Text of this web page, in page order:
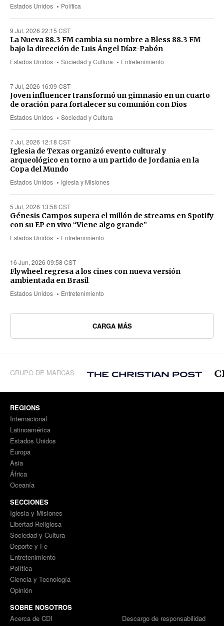
Estados Unidos Política
9 Jul, 2026 22:15 CST
Estados Unidos Sociedad y Cultura Entretenimiento
La Nueva 88.3 FM cambia su nombre a Bless 88.3 FM
bajo la dirección de Luis Ángel Díaz-Pabón
7 Jul, 2026 16:09 CST
Estados Unidos Sociedad y Cultura
Joven influencer transformó un gimnasio en un cuarto
de oración para fortalecer su comunión con Dios
7 Jul, 2026 12:18 CST
Estados Unidos Iglesia y Misiones
Iglesia de Texas organizó evento cultural y
arqueológico en torno a un partido de Jordania en la
Copa del Mundo
5 Jul, 2026 13:58 CST
Estados Unidos Entretenimiento
Génesis Campos supera el millón de streams en Spotify
con su EP en vivo “Viene algo grande”
16 Jun, 2026 09:58 CST
Estados Unidos Entretenimiento
Flywheel regresa a los cines con nueva versión
ambientada en Brasil
CARGA MÁS
GRUPO DE MARCAS
REGIONS
Internacional
Latinoamérica
Estados Unidos
Europa
Asia
África
Oceanía
SECCIONES
Iglesia y Misiones
Libertad Religiosa
Sociedad y Cultura
Deporte y Fe
Entretenimiento
Política
Ciencia y Tecnología
Opinión
SOBRE NOSOTROS
Acerca de CDI
Descargo de responsabilidad